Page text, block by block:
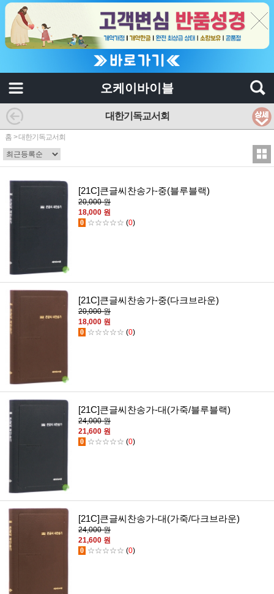
오케이바이블
대한기독교서회
홈 >대한기독교서회
[21C]큰글씨찬송가-중(블루블랙)
20,000 원
18,000 원
0 ☆☆☆☆☆ (0)
[21C]큰글씨찬송가-중(다크브라운)
20,000 원
18,000 원
0 ☆☆☆☆☆ (0)
[21C]큰글씨찬송가-대(가죽/블루블랙)
24,000 원
21,600 원
0 ☆☆☆☆☆ (0)
[21C]큰글씨찬송가-대(가죽/다크브라운)
24,000 원
21,600 원
0 ☆☆☆☆☆ (0)